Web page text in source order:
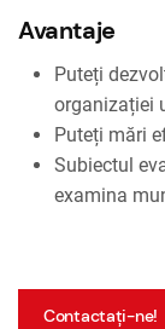
Avantaje
Puteți
organizației
Puteți mări
Subiectul
examina
Contactați-ne!